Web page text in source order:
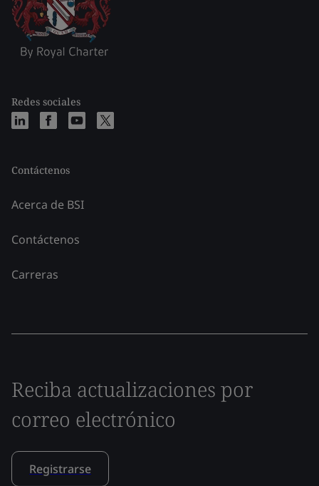
Redes sociales
Contáctenos
Acerca de BSI
Contáctenos
Carreras
Reciba actualizaciones por
correo electrónico
Registrarse